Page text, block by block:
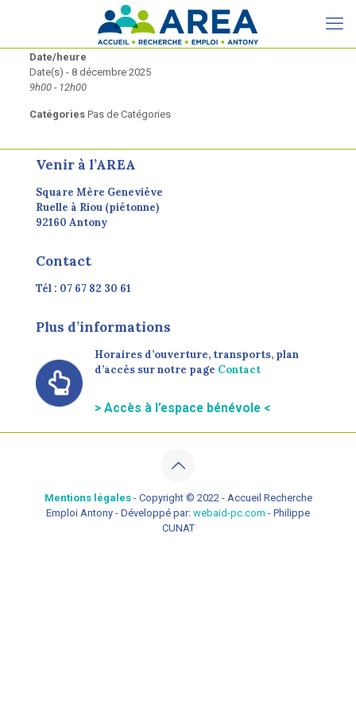
Date/heure
Date(s) - 8 décembre 2025
9h00 - 12h00
CatégoriesPas de Catégories
Venir à l’AREA
Square Mère Geneviève
Ruelle à Riou (piétonne)
92160 Antony
Contact
Tél : 07 67 82 30 61
Plus d’informations
Horaires d’ouverture, transports, plan
d’accès sur notre page Contact
> Accès à l’espace bénévole <
Mentions légales - Copyright © 2022 - Accueil Recherche
Emploi Antony - Développé par: webaid-pc.com - Philippe
CUNAT